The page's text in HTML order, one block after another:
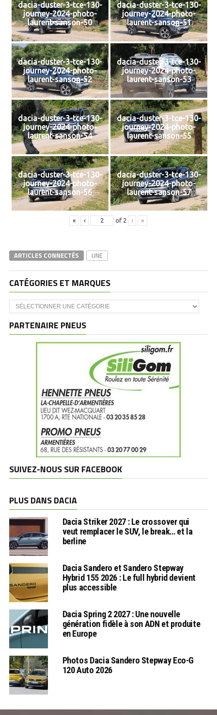
dacia-duster-3-tce-130-
journey-2024-photo-
laurent-sanson-50
dacia-duster-3-tce-130-
journey-2024-photo-
laurent-sanson-51
dacia-duster-3-tce-130-
journey-2024-photo-
laurent-sanson-52
dacia-duster-3-tce-130-
journey-2024-photo-
laurent-sanson-53
dacia-duster-3-tce-130-
journey-2024-photo-
laurent-sanson-54
dacia-duster-3-tce-130-
journey-2024-photo-
laurent-sanson-55
dacia-duster-3-tce-130-
journey-2024-photo-
laurent-sanson-56
dacia-duster-3-tce-130-
journey-2024-photo-
laurent-sanson-57
« ‹ of 2 › »
ARTICLES CONNECTÉS UNE
CATÉGORIES ET MARQUES
Catégories
et
PARTENAIRE PNEUS
SUIVEZ-NOUS SUR FACEBOOK
PLUS DANS DACIA
Dacia Striker 2027 : Le crossover qui
veut remplacer le SUV, le break… et la
berline
Dacia Sandero et Sandero Stepway
Hybrid 155 2026 : Le full hybrid devient
plus accessible
Dacia Spring 2 2027 : Une nouvelle
génération fidèle à son ADN et produite
en Europe
Photos Dacia Sandero Stepway Eco-G
120 Auto 2026